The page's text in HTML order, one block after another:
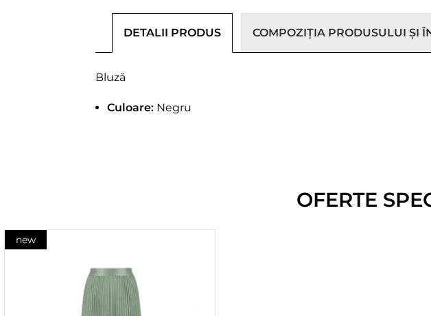
DETALII PRODUS COMPOZIȚIA PRODUSULUI ȘI
Bluză
Culoare: Negru
OFERTE
new